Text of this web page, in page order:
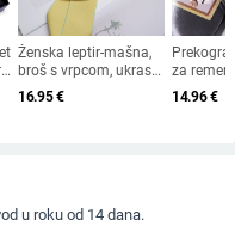
Ženska leptir-mašna,
broš s vrpcom, ukras
za ovratnik košulje,
studentski stil,
16.95€
za
odijelo
remen
14.96€
u roku od 14 dana.